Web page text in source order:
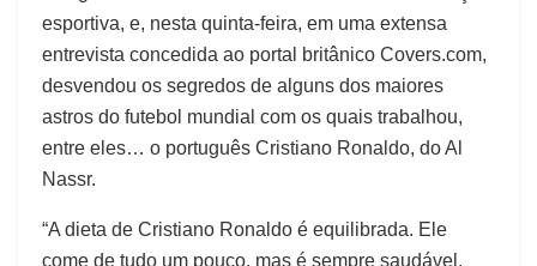
esportiva, e, nesta quinta-feira, em uma extensa
entrevista concedida ao portal britânico Covers.com,
desvendou os segredos de alguns dos maiores
astros do futebol mundial com os quais trabalhou,
entre eles… o português Cristiano Ronaldo, do Al
Nassr.
“A dieta de Cristiano Ronaldo é equilibrada. Ele
come de tudo um pouco, mas é sempre saudável.